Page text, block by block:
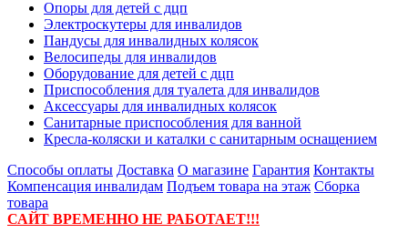
Опоры для детей с дцп
Электроскутеры для инвалидов
Пандусы для инвалидных колясок
Велосипеды для инвалидов
Оборудование для детей с дцп
Приспособления для туалета для инвалидов
Аксессуары для инвалидных колясок
Санитарные приспособления для ванной
Кресла-коляски и каталки с санитарным оснащением
Способы оплаты Доставка О магазине Гарантия Контакты
Компенсация инвалидам Подъем товара на этаж Сборка
товара
САЙТ ВРЕМЕННО НЕ РАБОТАЕТ!!!